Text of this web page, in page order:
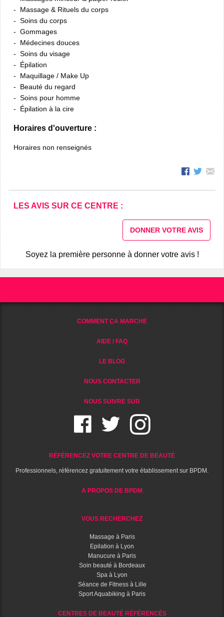
Massage & Rituels du corps
Soins du corps
Gommages
Médecines douces
Soins du visage
Épilation
Maquillage / Make Up
Beauté du regard
Soins pour homme
Épilation à la cire
Horaires d'ouverture :
Horaires non renseignés
LES AVIS SUR CE CENTRE :
DONNER VOTRE AVIS
Soyez la première personne à donner votre avis !
COMMENT ÇA MARCHE
AIDE / FAQ
LE BLOG
NOUS CONTACTER
NOUS SUIVRE SUR
RÉFÉRENCEZ VOTRE CENTRE DE BEAUTÉ
Professionnels, référencez gratuitement votre établissement sur BPDM.
A PROPOS DE BPDM
VOUS RECHERCHEZ
Massage à Paris
Epilation à Lyon
Manucure à Paris
Soin beauté à Bordeaux
Spa à Lyon
Séance de Fitness à Lille
Sport Aquabiking à Paris
CENTRES DE BEAUTÉ RÉFÉRENCÉS